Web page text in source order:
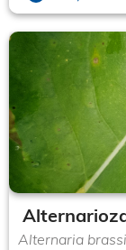
Alternaria